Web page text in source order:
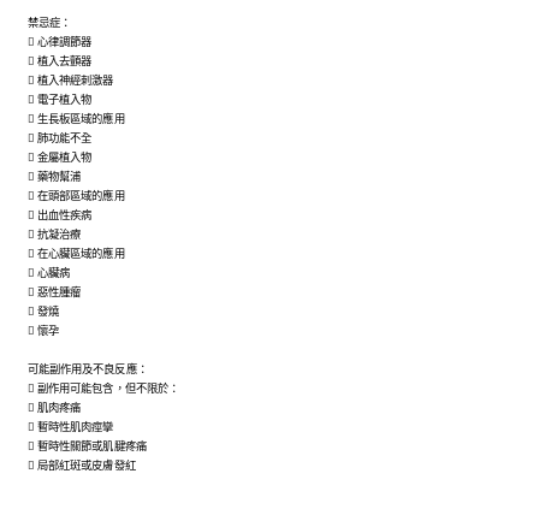
禁忌症：
 心律調節器
 植入去顫器
 植入神經刺激器
 電子植入物
 生長板區域的應用
 肺功能不全
 金屬植入物
 藥物幫浦
 在頭部區域的應用
 出血性疾病
 抗凝治療
 在心臟區域的應用
 心臟病
 惡性腫瘤
 發燒
 懷孕
可能副作用及不良反應：
 副作用可能包含，但不限於：
 肌肉疼痛
 暫時性肌肉痙攣
 暫時性關節或肌腱疼痛
 局部紅斑或皮膚發紅